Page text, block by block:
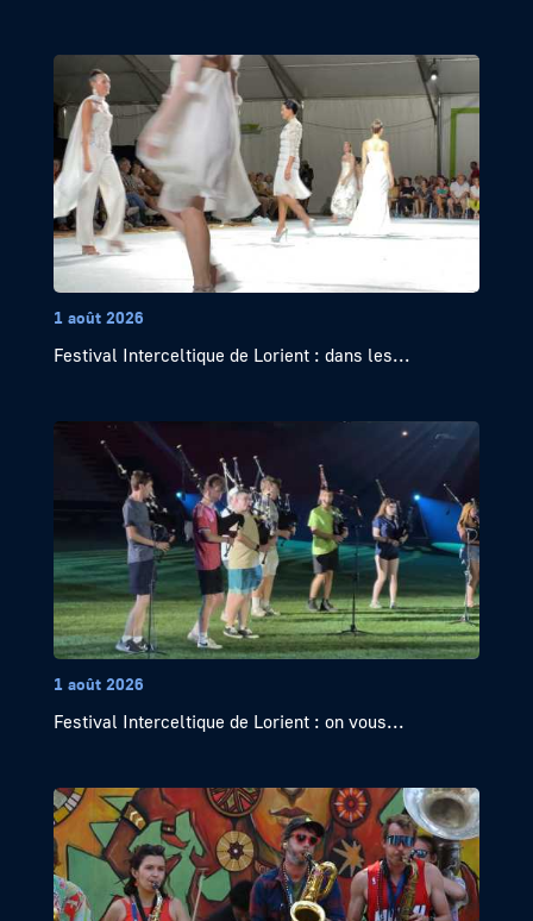
1 août 2026
Festival Interceltique de Lorient : dans les...
1 août 2026
Festival Interceltique de Lorient : on vous...